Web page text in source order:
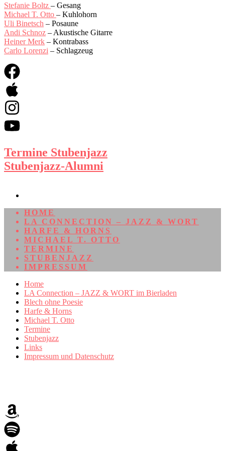
Stefanie Boltz – Gesang
Michael T. Otto – Kuhlohorn
Uli Binetsch – Posaune
Andi Schnoz – Akustische Gitarre
Heiner Merk – Kontrabass
Carlo Lorenzi – Schlagzeug
Termine Stubenjazz
Stubenjazz-Alumni
HOME
LA CONNECTION – JAZZ & WORT
HARFE & HORNS
MICHAEL T. OTTO
TERMINE
STUBENJAZZ
IMPRESSUM
Home
LA Connection – JAZZ & WORT im Bierladen
Blech ohne Poesie
Harfe & Horns
Michael T. Otto
Termine
Stubenjazz
Links
Impressum und Datenschutz